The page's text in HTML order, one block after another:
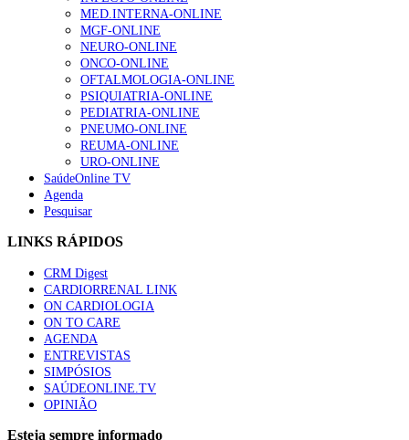
Quase quatro em cada dez doentes com enfarte
apresentavam níveis elevados de Lp(a), revela estudo
86 visualizações
“Os programas de rastreio do cancro do pulmão são
custo-efetivos e representam um investimento
sustentável para os sistemas de saúde”
66 visualizações
Trodelvy aprovado para primeira linha no cancro da
elegíveis para inibidores PD-(L)1
61 visualizações
Especialistas defendem mais potássio na alimentação
para ajudar a controlar a hipertensão
57 visualizações
MED.INTERNA-ONLINE
MGF-ONLINE
NEURO-ONLINE
ONCO-ONLINE
OFTALMOLOGIA-ONLINE
PSIQUIATRIA-ONLINE
PEDIATRIA-ONLINE
PNEUMO-ONLINE
REUMA-ONLINE
URO-ONLINE
SaúdeOnline TV
Agenda
Pesquisar
LINKS RÁPIDOS
CRM Digest
CARDIORRENAL LINK
ON CARDIOLOGIA
ON TO CARE
AGENDA
ENTREVISTAS
SIMPÓSIOS
SAÚDEONLINE.TV
OPINIÃO
Esteja sempre informado